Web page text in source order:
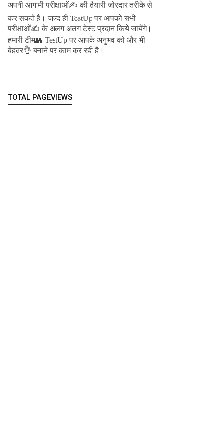
अपनी आगामी परीक्षाओं✍️ की तैयारी जोरदार तरीके से
कर सकते हैं।जल्द ही TestUp पर आपको सभी
परीक्षाओं✍️ के अलग अलग टेस्ट प्रदान किये जायेंगे।
हमारी टीम👥 TestUp पर आपके अनुभव को और भी
बेहतर👌 बनाने पर काम कर रही है।
TOTAL PAGEVIEWS